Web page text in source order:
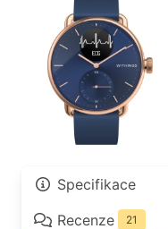
Specifikace
Recenze
21